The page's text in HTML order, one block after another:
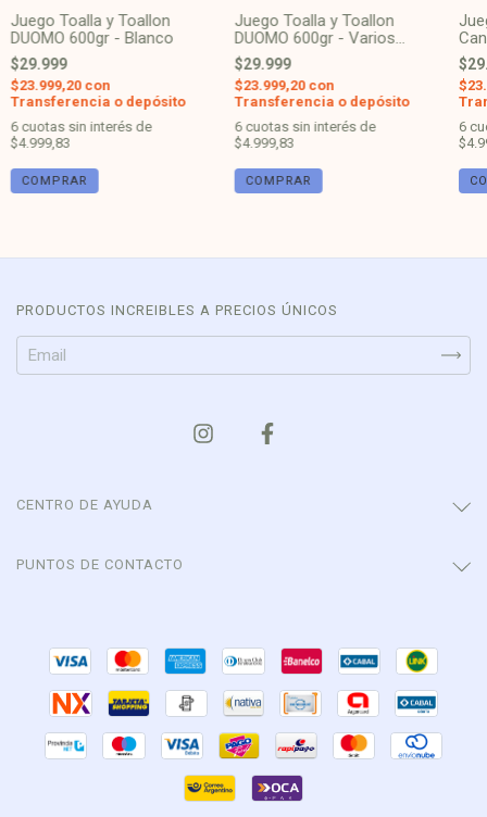
Juego Toalla y Toallon
DUOMO 600gr - Blanco
$29.999
$23.999,20 con
Transferencia o depósito
6 cuotas sin interés de
$4.999,83
Juego Toalla y Toallon
DUOMO 600gr - Varios
Colores.
$29.999
$23.999,20 con
Transferencia o depósito
6 cuotas sin interés de
$4.999,83
COMPRAR
6
PRODUCTOS INCREIBLES A PRECIOS ÚNICOS
CENTRO DE AYUDA
PUNTOS DE CONTACTO